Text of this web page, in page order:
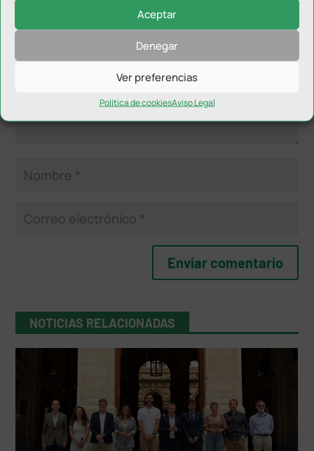
Aceptar
Denegar
Ver preferencias
Política de cookiesAviso Legal
campos obligatorios están marcados con
NOTICIAS RELACIONADAS